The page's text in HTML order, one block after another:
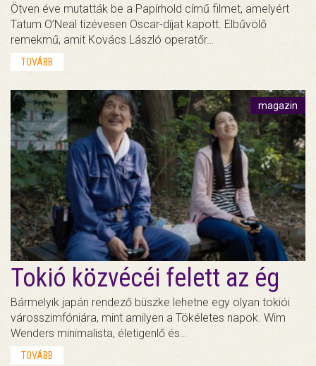
Ötven éve mutatták be a Papírhold című filmet, amelyért
Tatum O’Neal tízévesen Oscar-díjat kapott. Elbűvölő
remekmű, amit Kovács László operatőr…
TOVÁBB
magazin
Tokió közvécéi felett az ég
Bármelyik japán rendező büszke lehetne egy olyan tokiói
városszimfóniára, mint amilyen a Tökéletes napok. Wim
Wenders minimalista, életigenlő és…
TOVÁBB